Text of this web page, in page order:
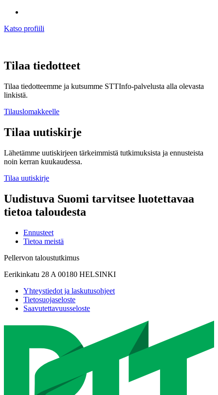
Katso profiili
Tilaa tiedotteet
Tilaa tiedotteemme ja kutsumme STTInfo-palvelusta alla olevasta
linkistä.
Tilauslomakkeelle
Tilaa uutiskirje
Lähetämme uutiskirjeen tärkeimmistä tutkimuksista ja ennusteista
noin kerran kuukaudessa.
Tilaa uutiskirje
Uudistuva Suomi tarvitsee luotettavaa
tietoa taloudesta
Ennusteet
Tietoa meistä
Pellervon taloustutkimus
Eerikinkatu 28 A 00180 HELSINKI
Yhteystiedot ja laskutusohjeet
Tietosuojaseloste
Saavutettavuusseloste